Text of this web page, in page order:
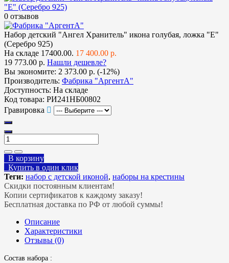
0 отзывов
Набор детский "Ангел Хранитель" икона голубая, ложка "Е"
(Серебро 925)
На складе 17400.00. 17 400.00 р.
19 773.00 р. Нашли дешевле?
Вы экономите: 2 373.00 р. (-12%)
Производитель: Фабрика "АргентА"
Доступность: На складе
Код товара: РИ241НБ00802
Гравировка
В корзину
Купить в один клик
Теги: набор с детской иконой, наборы на крестины
Скидки постоянным клиентам!
Копии сертификатов к каждому заказу!
Бесплатная доставка по РФ от любой суммы!
Описание
Характеристики
Отзывы (0)
Состав набора :